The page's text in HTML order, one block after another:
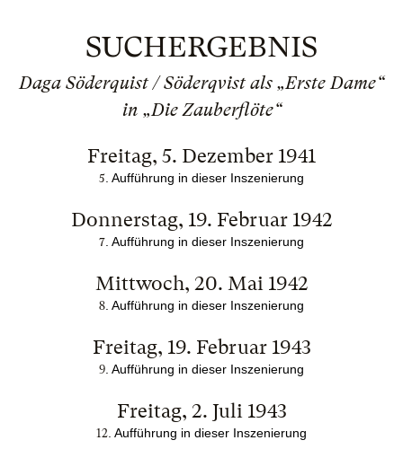
SUCHERGEBNIS
Daga Söderquist / Söderqvist als „Erste Dame“
in „Die Zauberflöte“
Freitag, 5. Dezember 1941
5 . Aufführung in dieser Inszenierung
Donnerstag, 19. Februar 1942
7 . Aufführung in dieser Inszenierung
Mittwoch, 20. Mai 1942
8 . Aufführung in dieser Inszenierung
Freitag, 19. Februar 1943
9 . Aufführung in dieser Inszenierung
Freitag, 2. Juli 1943
12 . Aufführung in dieser Inszenierung